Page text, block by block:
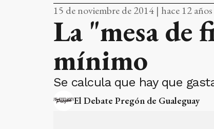
15 de noviembre de 2014 | hace 12 años
La "mesa de
mínimo
Se calcula que hay que
El Debate Pregón de Gualeguay